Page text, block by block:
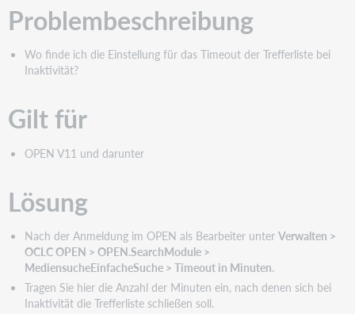
Problembeschreibung
Wo finde ich die Einstellung für das Timeout der Trefferliste bei
Inaktivität?
Gilt für
OPEN V11 und darunter
Lösung
Nach der Anmeldung im OPEN als Bearbeiter unter Verwalten >
OCLC OPEN > OPEN.SearchModule >
MediensucheEinfacheSuche > Timeout in Minuten.
Tragen Sie hier die Anzahl der Minuten ein, nach denen sich bei
Inaktivität die Trefferliste schließen soll.